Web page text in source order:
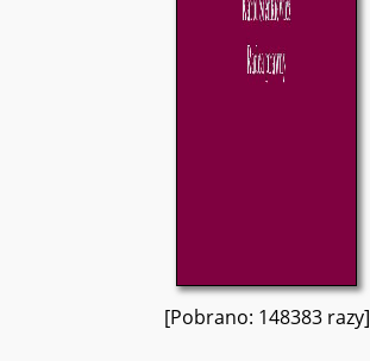
[Pobrano: 148383 razy]